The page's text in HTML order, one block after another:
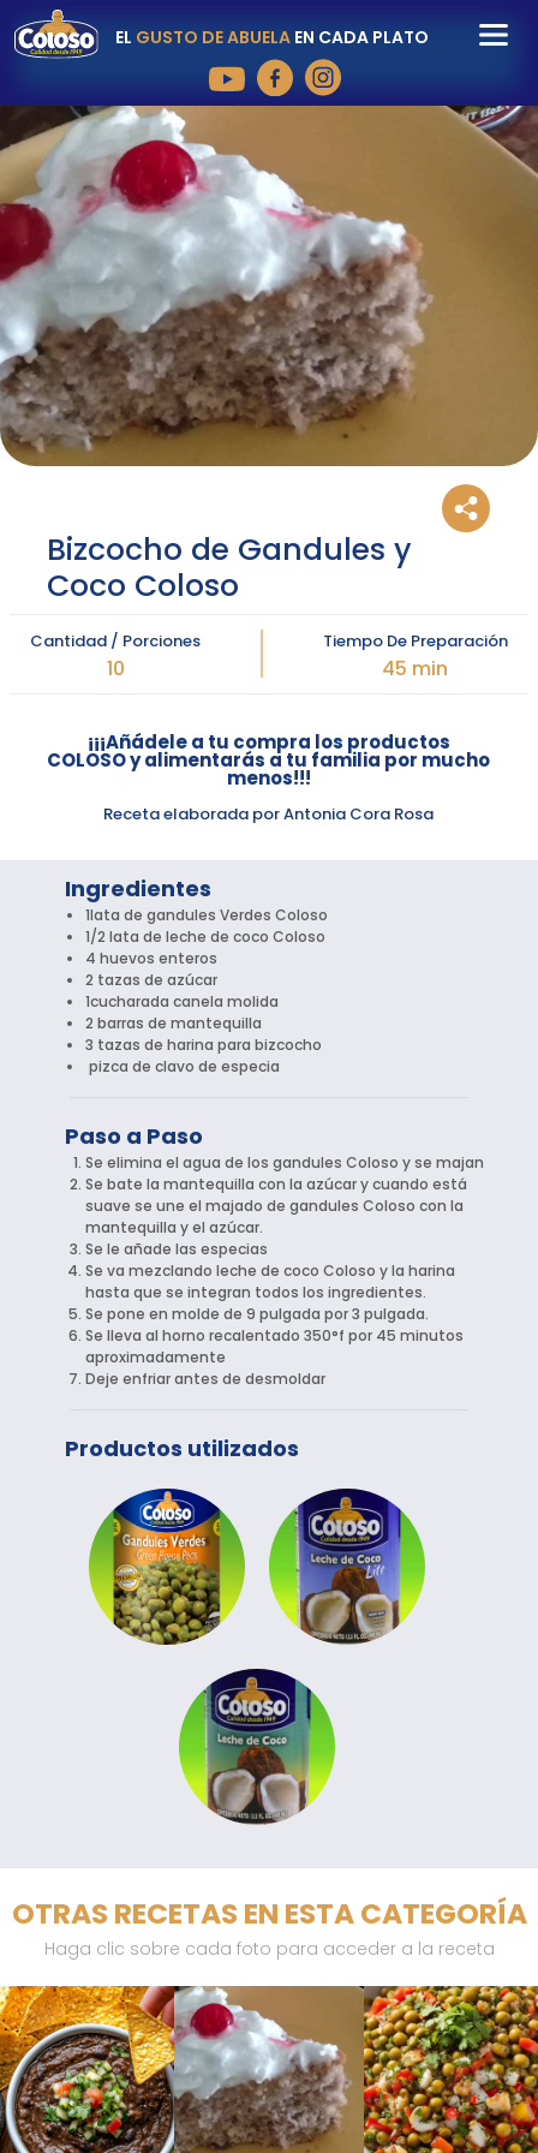
EL GUSTO DE ABUELAEN CADA PLATO
Bizcocho de Gandules y
Coco Coloso
Cantidad / Porciones
10
Tiempo De Preparación
45 min
¡¡¡Añádele a tu compra los productos
COLOSO y alimentarás a tu familia por mucho
menos!!!
Receta elaborada por Antonia Cora Rosa
Ingredientes
1lata de gandules Verdes Coloso
1/2 lata de leche de coco Coloso
4 huevos enteros
2 tazas de azúcar
1cucharada canela molida
2 barras de mantequilla
3 tazas de harina para bizcocho
pizca de clavo de especia
Paso a Paso
Se elimina el agua de los gandules Coloso y se majan
Se bate la mantequilla con la azúcar y cuando está
suave se une el majado de gandules Coloso con la
mantequilla y el azúcar.
Se le añade las especias
Se va mezclando leche de coco Coloso y la harina
hasta que se integran todos los ingredientes.
Se pone en molde de 9 pulgada por 3 pulgada.
Se lleva al horno recalentado 350°f por 45 minutos
aproximadamente
Deje enfriar antes de desmoldar
Productos utilizados
OTRAS RECETAS EN ESTA CATEGORÍA
Haga clic sobre cada foto para acceder a la receta